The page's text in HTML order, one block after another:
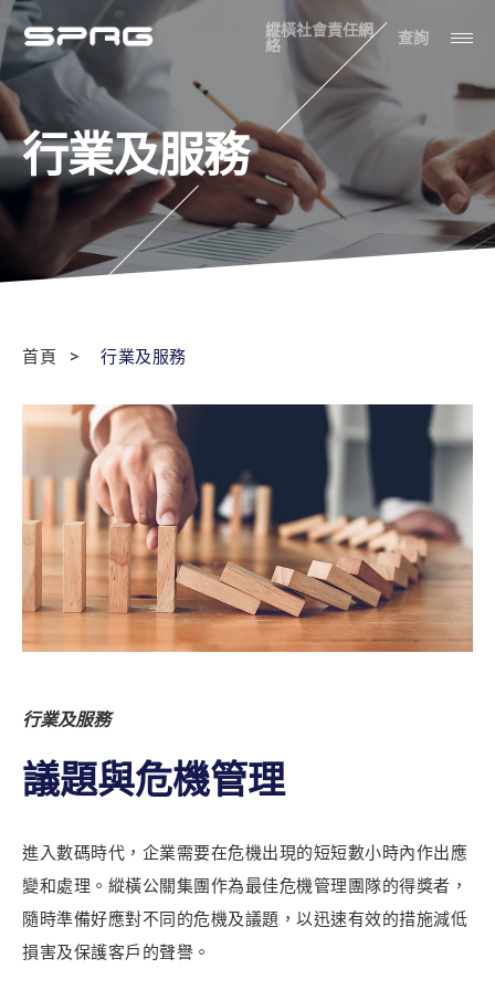
縱橫社會責任網
絡 查詢
行業及服務
首頁 行業及服務
行業及服務
議題與危機管理
進入數碼時代，企業需要在危機出現的短短數小時內作出應
變和處理。縱橫公關集團作為最佳危機管理團隊的得獎者，
隨時準備好應對不同的危機及議題，以迅速有效的措施減低
損害及保護客戶的聲譽。